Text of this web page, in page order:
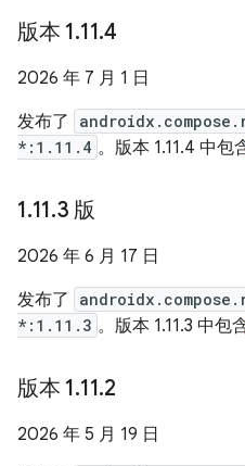
版本 1.11.4
2026 年 7 月 1 日
发布了
*:1.11.4 。版本 1.11.4 中包
1.11.3 版
2026 年 6 月 17 日
发布了
*:1.11.3 。版本 1.11.3 中包
版本 1.11.2
2026 年 5 月 19 日